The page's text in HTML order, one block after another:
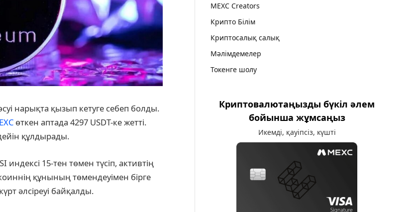
нарықта қызып кетуге себеп болды.
өткен аптада 4297 USDT-ке жетті.
құлдырады.
индексі 15-тен төмен түсіп, активтің
құнының төмендеуімен бірге
әлсіреуі байқалды.
MEXC Creators
Крипто Білім
Криптосалық салық
Мәлімдемелер
Токенге шолу
Криптовалютаңызды бүкіл әлем
бойынша жұмсаңыз
Икемді, қауіпсіз, күшті